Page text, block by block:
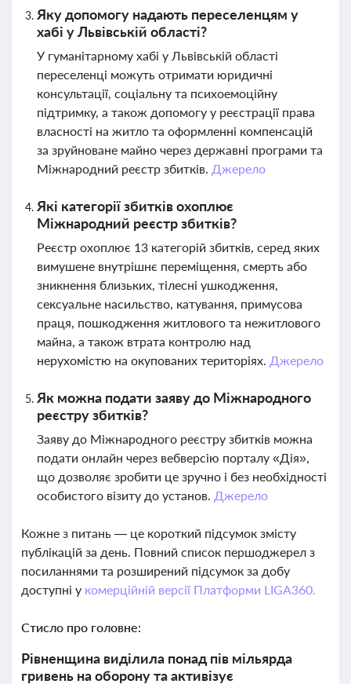
Яку допомогу надають переселенцям у
хабі у Львівській області?
У гуманітарному хабі у Львівській області
переселенці можуть отримати юридичні
консультації, соціальну та психоемоційну
підтримку, а також допомогу у реєстрації права
власності на житло та оформленні компенсацій
за зруйноване майно через державні програми та
Міжнародний реєстр збитків. Джерело
Які категорії збитків охоплює
Міжнародний реєстр збитків?
Реєстр охоплює 13 категорій збитків, серед яких
вимушене внутрішнє переміщення, смерть або
зникнення близьких, тілесні ушкодження,
сексуальне насильство, катування, примусова
праця, пошкодження житлового та нежитлового
майна, а також втрата контролю над
нерухомістю на окупованих територіях. Джерело
Як можна подати заяву до Міжнародного
реєстру збитків?
Заяву до Міжнародного реєстру збитків можна
подати онлайн через вебверсію порталу «Дія»,
що дозволяє зробити це зручно і без необхідності
особистого візиту до установ. Джерело
Кожне з питань — це короткий підсумок змісту
публікацій за день. Повний список першоджерел з
посиланнями та розширений підсумок за добу
доступні у комерційній версії Платформи LIGA360.
Стисло про головне:
Рівненщина виділила понад пів мільярда
гривень на оборону та активізує